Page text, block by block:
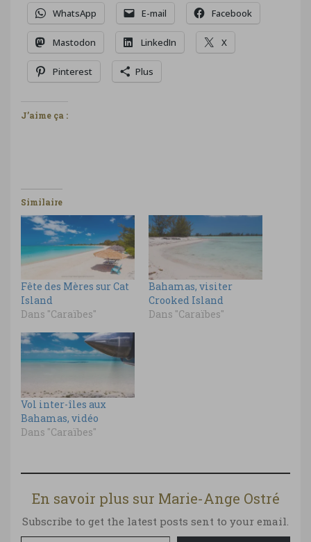
WhatsApp E-mail Facebook
Mastodon LinkedIn X
Pinterest Plus
J’aime ça :
Similaire
Fête des Mères sur Cat
Island
Dans "Caraïbes"
Bahamas, visiter
Crooked Island
Dans "Caraïbes"
Vol inter-îles aux
Bahamas, vidéo
Dans "Caraïbes"
En savoir plus sur Marie-Ange Ostré
Subscribe to get the latest posts sent to your email.
Saisissez votre adresse e-mail…